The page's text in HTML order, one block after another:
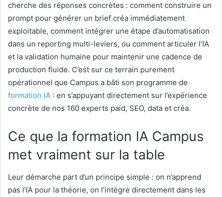
cherche des réponses concrètes : comment construire un
prompt pour générer un brief créa immédiatement
exploitable, comment intégrer une étape d’automatisation
dans un reporting multi-leviers, ou comment articuler l’IA
et la validation humaine pour maintenir une cadence de
production fluide. C’est sur ce terrain purement
opérationnel que Campus a bâti son programme de
formation IA : en s’appuyant directement sur l’expérience
concrète de nos 160 experts paid, SEO, data et créa.
Ce que la formation IA Campus
met vraiment sur la table
Leur démarche part d’un principe simple : on n’apprend
pas l’IA pour la théorie, on l’intègre directement dans les